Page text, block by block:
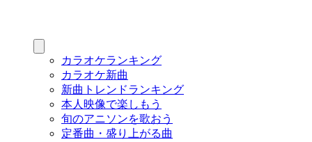
カラオケランキング
カラオケ新曲
新曲トレンドランキング
本人映像で楽しもう
旬のアニソンを歌おう
定番曲・盛り上がる曲